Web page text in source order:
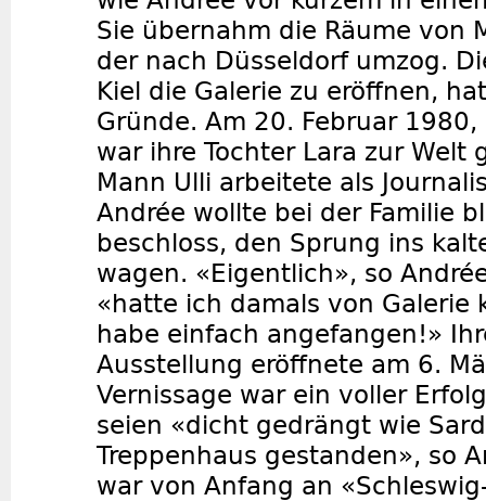
Sie übernahm die Räume von
der nach Düsseldorf umzog.
Kiel die Galerie zu eröffnen,
Gründe. Am 20. Februar 1980,
war ihre Tochter Lara zur Welt
Mann Ulli arbeitete als
Andrée wollte bei der Familie
beschloss, den Sprung ins
wagen. «Eigentlich», so
«hatte ich damals von Galerie
habe einfach angefangen!»
Ausstellung eröffnete am 6.
Vernissage war ein voller
seien «dicht gedrängt wie
Treppenhaus gestanden», so
war von Anfang an